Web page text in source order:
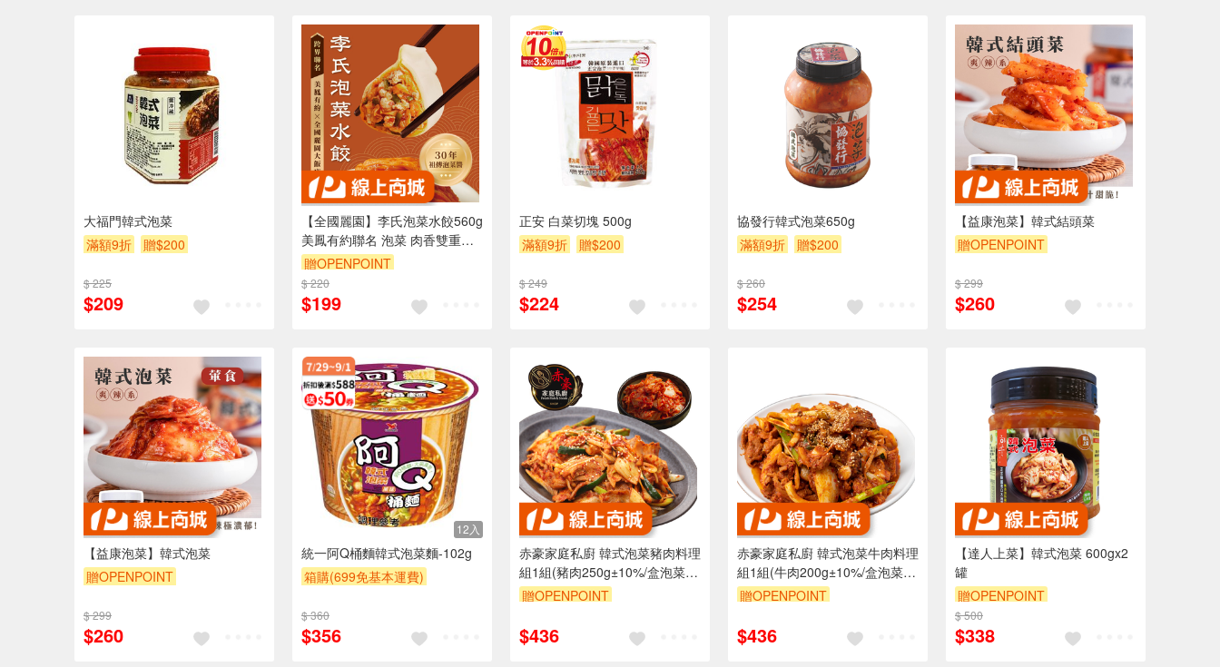
大福門韓式泡菜
滿額9折
贈$200
$ 225
$209
【全國麗園】李氏泡菜水餃560g
美鳳有約聯名 泡菜 肉香雙重奏
開胃秘製泡菜汁 每顆28g粒粒飽
滿 冷凍水餃
贈OPENPOINT
$ 220
$199
正安 白菜切塊 500g
滿額9折
贈$200
$ 249
$224
協發行韓式泡菜650g
滿額9折
贈$200
$ 260
$254
【益康泡菜】韓式結頭菜
贈OPENPOINT
$ 299
$260
【益康泡菜】韓式泡菜
贈OPENPOINT
$ 299
$260
12入
統一阿Q桶麵韓式泡菜麵-102g
箱購(699免基本運費)
滿額贈券
$ 360
$356
赤豪家庭私廚 韓式泡菜豬肉料理
組1組(豬肉250g±10%/盒泡菜
200g±10%/包)_任選
贈OPENPOINT
$436
赤豪家庭私廚 韓式泡菜牛肉料理
組1組(牛肉200g±10%/盒泡菜
200g±10%/包)_任選
贈OPENPOINT
$436
【達人上菜】韓式泡菜 600gx2
罐
贈OPENPOINT
$ 500
$338